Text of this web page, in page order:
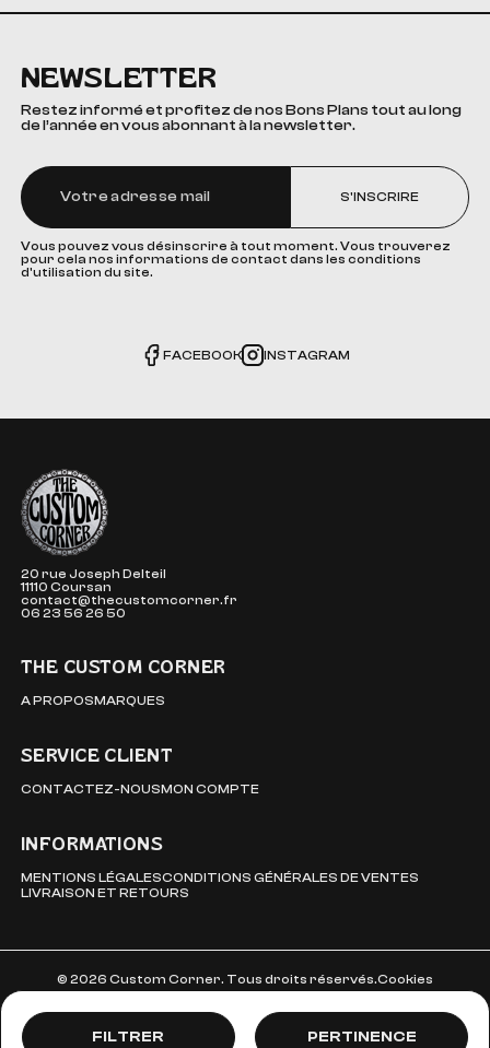
MARQUE
FILTRER PERTINENCE
Pertinence
NEWSLETTER
Restez informé et profitez de nos Bons Plans tout au long
de l’année en vous abonnant à la newsletter.
S'INSCRIRE
Vous pouvez vous désinscrire à tout moment. Vous trouverez
pour cela nos informations de contact dans les conditions
d'utilisation du site.
FACEBOOK INSTAGRAM
The Custom Corner
20 rue Joseph Delteil
11110 Coursan
contact@thecustomcorner.fr
06 23 56 26 50
THE CUSTOM CORNER
A PROPOSMARQUES
SERVICE CLIENT
CONTACTEZ-NOUSMON COMPTE
INFORMATIONS
MENTIONS LÉGALESCONDITIONS GÉNÉRALES DE VENTES
LIVRAISON ET RETOURS
© 2026 Custom Corner. Tous droits réservés.Cookies